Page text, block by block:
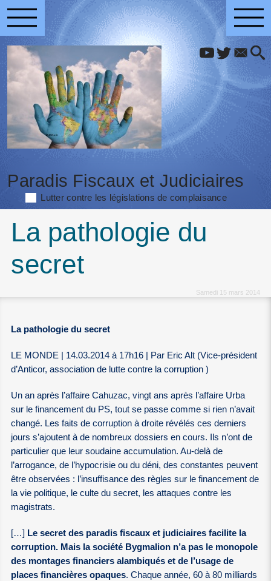
Paradis Fiscaux et Judiciaires
Lutter contre les législations de complaisance
La pathologie du
secret
Samedi 15 mars 2014
La pathologie du secret
LE MONDE | 14.03.2014 à 17h16 | Par Eric Alt (Vice-président
d’Anticor, association de lutte contre la corruption )
Un an après l’affaire Cahuzac, vingt ans après l’affaire Urba
sur le financement du PS, tout se passe comme si rien n’avait
changé. Les faits de corruption à droite révélés ces derniers
jours s’ajoutent à de nombreux dossiers en cours. Ils n’ont de
particulier que leur soudaine accumulation. Au-delà de
l’arrogance, de l’hypocrisie ou du déni, des constantes peuvent
être observées : l’insuffisance des règles sur le financement de
la vie politique, le culte du secret, les attaques contre les
magistrats.
[…] Le secret des paradis fiscaux et judiciaires facilite la
corruption. Mais la société Bygmalion n’a pas le monopole
des montages financiers alambiqués et de l’usage de
places financières opaques. Chaque année, 60 à 80 milliards